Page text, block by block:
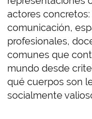
actores
comunicación,
profesionales,
comunes que
mundo desde
qué cuerpos son
socialmente